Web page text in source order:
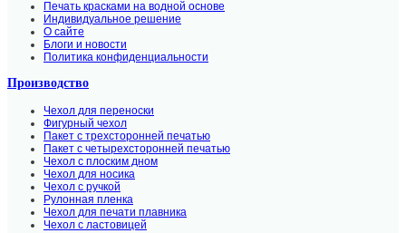
Печать красками на водной основе
Индивидуальное решение
О сайте
Блоги и новости
Политика конфиденциальности
Производство
Чехол для переноски
Фигурный чехол
Пакет с трехсторонней печатью
Пакет с четырехсторонней печатью
Чехол с плоским дном
Чехол для носика
Чехол с ручкой
Рулонная пленка
Чехол для печати плавника
Чехол с ластовицей